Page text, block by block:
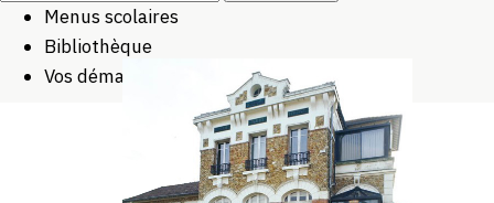
Menus scolaires
Bibliothèque
Vos démarches